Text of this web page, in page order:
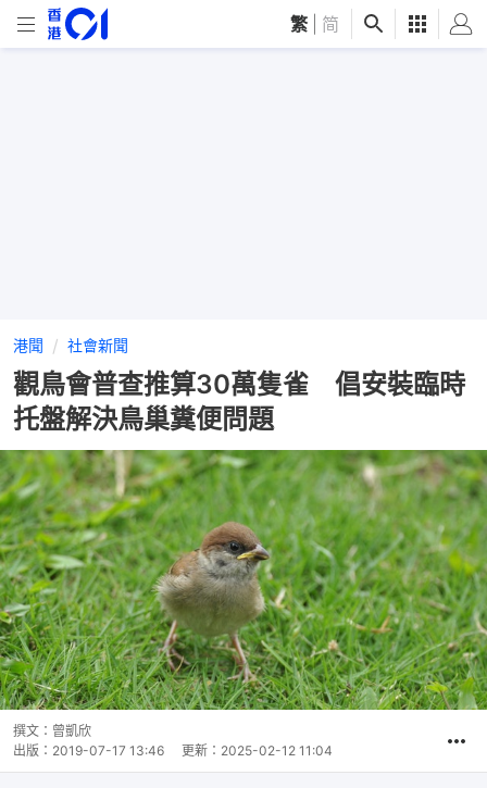
繁 简
港聞 社會新聞
觀鳥會普查推算30萬隻雀 倡安裝臨時
托盤解決鳥巢糞便問題
撰文： 曾凱欣
出版： 2019-07-17 13:46 更新： 2025-02-12 11:04